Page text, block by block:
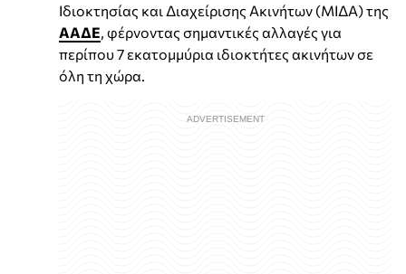
Ιδιοκτησίας και Διαχείρισης Ακινήτων (ΜΙΔΑ) της
ΑΑΔΕ , φέρνοντας σημαντικές αλλαγές για
περίπου 7 εκατομμύρια ιδιοκτήτες ακινήτων σε
όλη τη χώρα.